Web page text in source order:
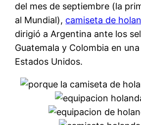
del mes de septiembre (la
al Mundial), camiseta de
dirigió a Argentina ante los
Guatemala y Colombia en
Estados Unidos.